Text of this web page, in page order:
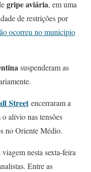
gripe aviária, em uma
de restrições por
ocorreu no município
suspenderam as
Street encerraram a
alívio nas tensões
no Oriente Médio.
nesta sexta-feira
Entre as